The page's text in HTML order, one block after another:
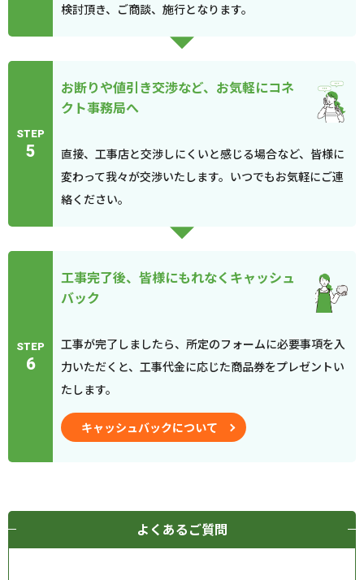
検討頂き、ご商談、施行となります。
STEP
5
お断りや値引き交渉など、お気軽にコネ
クト事務局へ
直接、工事店と交渉しにくいと感じる場合など、皆様に
変わって我々が交渉いたします。いつでもお気軽にご連
絡ください。
STEP
6
工事完了後、皆様にもれなくキャッシュ
バック
工事が完了しましたら、所定のフォームに必要事項を入
力いただくと、工事代金に応じた商品券をプレゼントい
たします。
キャッシュバックについて
よくあるご質問